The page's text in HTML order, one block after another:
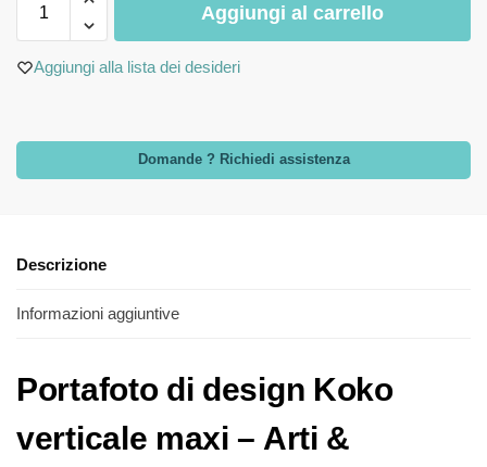
Aggiungi al carrello
Aggiungi alla lista dei desideri
Domande ? Richiedi assistenza
Descrizione
Informazioni aggiuntive
Portafoto di design Koko
verticale maxi – Arti &